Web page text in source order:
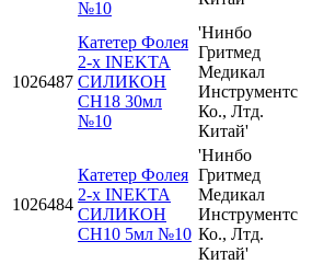
№10
1026487
Катетер Фолея
2-х INEKTA
СИЛИКОН
CH18 30мл
№10
'Нинбо
Гритмед
Медикал
Инструментс
Ко., Лтд.
Китай'
1026484
Катетер Фолея
2-х INEKTA
СИЛИКОН
CH10 5мл №10
'Нинбо
Гритмед
Медикал
Инструментс
Ко., Лтд.
Китай'